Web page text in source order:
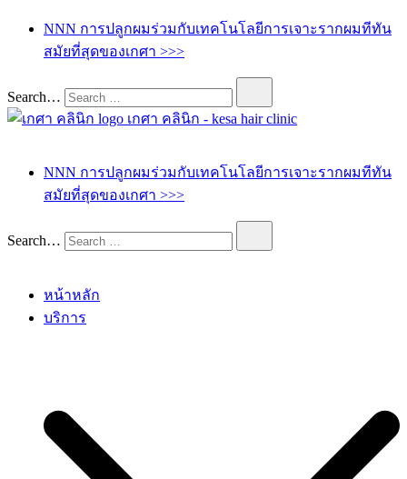
NNN การปลูกผมร่วมกับเทคโนโลยีการเจาะรากผมทีทัน
สมัยที่สุดของเกศา >>>
Search…
NNN การปลูกผมร่วมกับเทคโนโลยีการเจาะรากผมทีทัน
สมัยที่สุดของเกศา >>>
Search…
หน้าหลัก
บริการ